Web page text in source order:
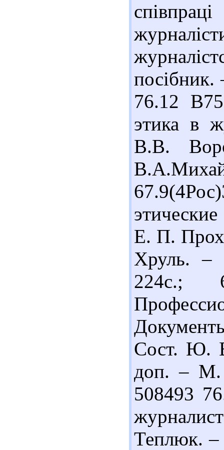
76.12
этика в
В.В.
Е. П.
Хруль.
224с.;
Сост. Ю.
доп. – М.
508493
Теплюк.